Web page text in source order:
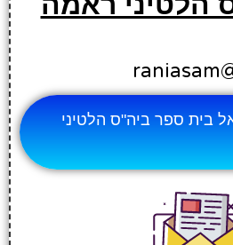
בית ספר ביה"ס הלטיני